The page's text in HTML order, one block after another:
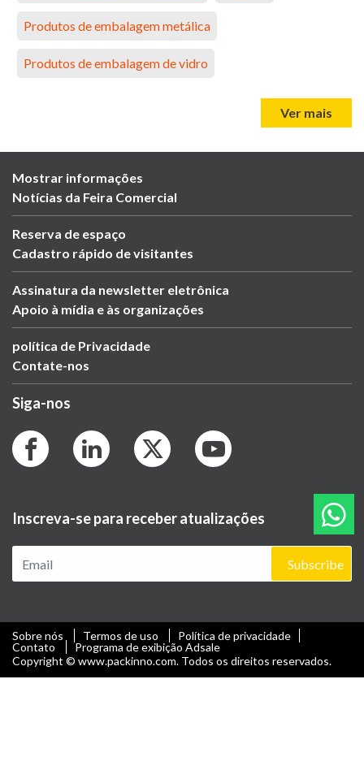
Produtos de embalagem metálica
Produtos de embalagem de vidro
Ver mais
Mostrar informações
Notícias da Feira Comercial
Reserva de espaço
Cadastro rápido de visitantes
Assinatura da newsletter eletrônica
Apoio à mídia e às organizações
política de Privacidade
Contate-nos
Siga-nos
Inscreva-se para receber atualizações
Subscribe
Sobre nós Termos de uso
Política de privacidade
Contato
Programa de exibição Adsale
Copyright © www.packinno.com. Todos os direitos reservados.